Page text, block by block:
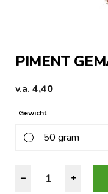
PIMENT
v.a. 4,40
Gewicht
50 gram
–
Piment
Gemalen
+